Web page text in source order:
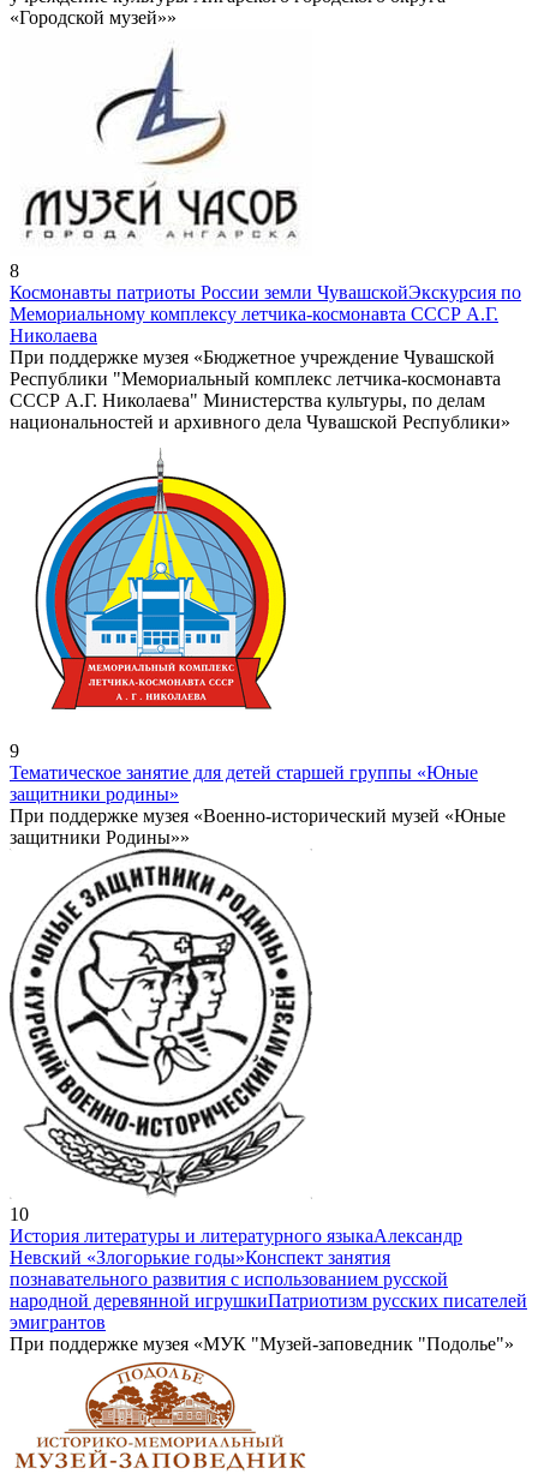
«Городской музей»»
8
Космонавты патриоты России земли ЧувашскойЭкскурсия по
Мемориальному комплексу летчика-космонавта СССР А.Г.
Николаева
При поддержке музея «Бюджетное учреждение Чувашской
Республики "Мемориальный комплекс летчика-космонавта
СССР А.Г. Николаева" Министерства культуры, по делам
национальностей и архивного дела Чувашской Республики»
9
Тематическое занятие для детей старшей группы «Юные
защитники родины»
При поддержке музея «Военно-исторический музей «Юные
защитники Родины»»
10
История литературы и литературного языкаАлександр
Невский «Злогорькие годы»Конспект занятия
познавательного развития с использованием русской
народной деревянной игрушкиПатриотизм русских писателей
эмигрантов
При поддержке музея «МУК "Музей-заповедник "Подолье"»